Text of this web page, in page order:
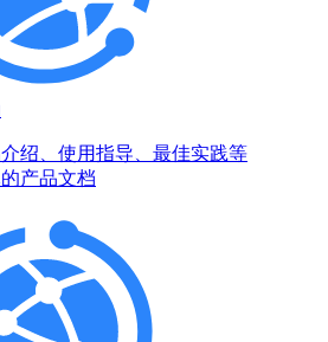
绍、使用指导、最佳实践等
产品文档